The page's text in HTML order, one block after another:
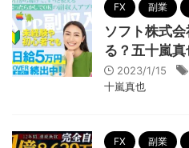
FX 副業
ソフト株式
る？五十嵐真
2023/1/15
十嵐真也
FX 副業